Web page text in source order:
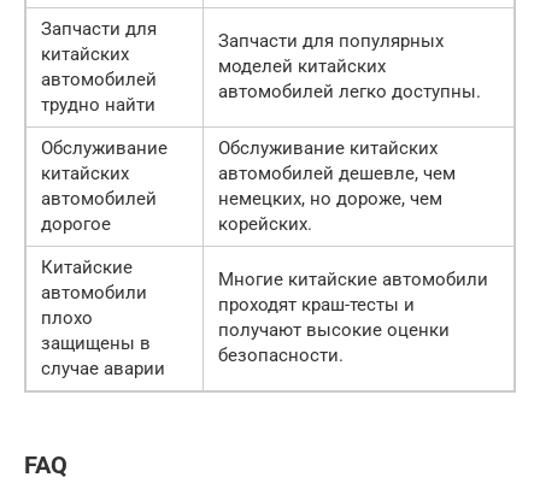
Запчасти для
китайских
автомобилей
трудно найти
Запчасти для популярных
моделей китайских
автомобилей легко доступны.
Обслуживание
китайских
автомобилей
дорогое
Обслуживание китайских
автомобилей дешевле, чем
немецких, но дороже, чем
корейских.
Китайские
автомобили
плохо
защищены в
случае аварии
Многие китайские автомобили
проходят краш-тесты и
получают высокие оценки
безопасности.
FAQ